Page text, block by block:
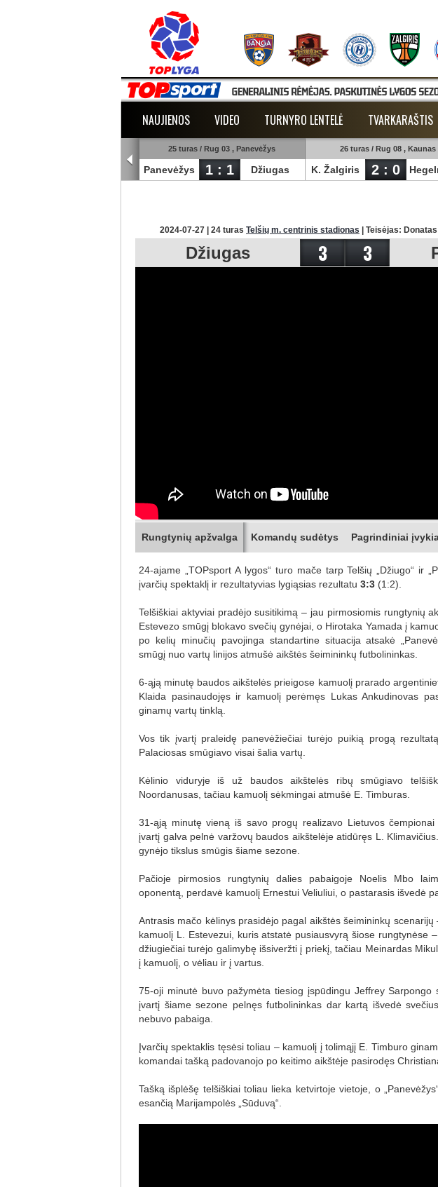
NAUJIENOS VIDEO TURNYRO LENTELĖ TVARKARAŠTIS
25 turas / Rug 03 , Panevėžys
Panevėžys 1 : 1 Džiugas
26 turas / Rug 08 , Kaunas
K. Žalgiris 2 : 0
2024-07-27 | 24 turas Telšių m. centrinis stadionas | Teisėjas:
Džiugas 3 3
Rungtynių apžvalga Komandų sudėtys Pagrindiniai
24-ajame „TOPsport A lygos“ turo mače tarp Telšių „Džiugo“ ir
įvarčių spektaklį ir rezultatyvias lygiąsias rezultatu 3:3 (1:2).
Telšiškiai aktyviai pradėjo susitikimą – jau pirmosiomis rungtynių
Estevezo smūgį blokavo svečių gynėjai, o Hirotaka Yamada į
po kelių minučių pavojinga standartine situacija atsakė
smūgį nuo vartų linijos atmušė aikštės šeimininkų futbolininkas.
6-ąją minutę baudos aikštelės prieigose kamuolį prarado
Klaida pasinaudojęs ir kamuolį perėmęs Lukas Ankudinovas
ginamų vartų tinklą.
Vos tik įvartį praleidę panevėžiečiai turėjo puikią progą
Palaciosas smūgiavo visai šalia vartų.
Kėlinio viduryje iš už baudos aikštelės ribų smūgiavo
Noordanusas, tačiau kamuolį sėkmingai atmušė E. Timburas.
31-ąją minutę vieną iš savo progų realizavo Lietuvos
įvartį galva pelnė varžovų baudos aikštelėje atidūręs L.
gynėjo tikslus smūgis šiame sezone.
Pačioje pirmosios rungtynių dalies pabaigoje Noelis Mbo
oponentą, perdavė kamuolį Ernestui Veliuliui, o pastarasis išvedė
Antrasis mačo kėlinys prasidėjo pagal aikštės šeimininkų scenarijų
kamuolį L. Estevezui, kuris atstatė pusiausvyrą šiose rungtynėse
džiugiečiai turėjo galimybę išsiveržti į priekį, tačiau Meinardas
į kamuolį, o vėliau ir į vartus.
75-oji minutė buvo pažymėta tiesiog įspūdingu Jeffrey Sarpongo
įvartį šiame sezone pelnęs futbolininkas dar kartą išvedė
nebuvo pabaiga.
Įvarčių spektaklis tęsėsi toliau – kamuolį į tolimąjį E. Timburo
komandai tašką padovanojo po keitimo aikštėje pasirodęs
Tašką išplėšę telšiškiai toliau lieka ketvirtoje vietoje, o
esančią Marijampolės „Sūduvą“.